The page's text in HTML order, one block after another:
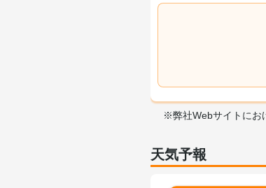
※弊社Webサイトにお
天気予報